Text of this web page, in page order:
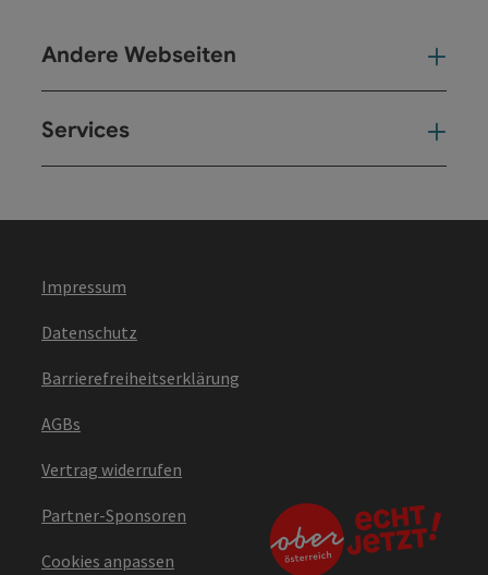
Andere Webseiten
Services
Impressum
Datenschutz
Barrierefreiheitserklärung
AGBs
Vertrag widerrufen
Partner-Sponsoren
Cookies anpassen